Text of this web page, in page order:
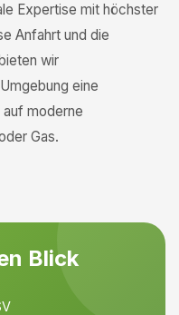
Expertise mit höchster
Anfahrt und die
wir
eine
moderne
Gas.
Blick